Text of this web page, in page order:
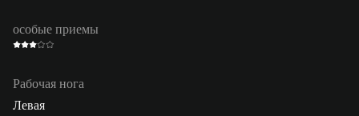
особые приемы
Рабочая нога
Левая